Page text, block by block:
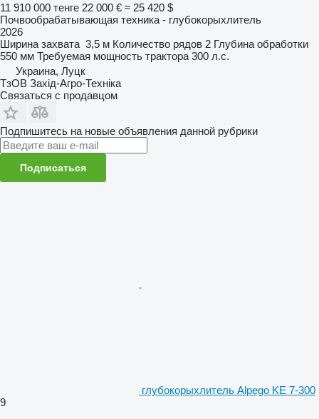
11 910 000 тенге 22 000 € ≈ 25 420 $
Почвообрабатывающая техника - глубокорыхлитель
2026
Ширина захвата 3,5 м Количество рядов 2 Глубина обработки
550 мм Требуемая мощность трактора 300 л.с.
Украина, Луцк
ТзОВ Захід-Агро-Техніка
Связаться с продавцом
Подпишитесь на новые объявления данной рубрики
Подписаться
глубокорыхлитель Alpego KE 7-300
9